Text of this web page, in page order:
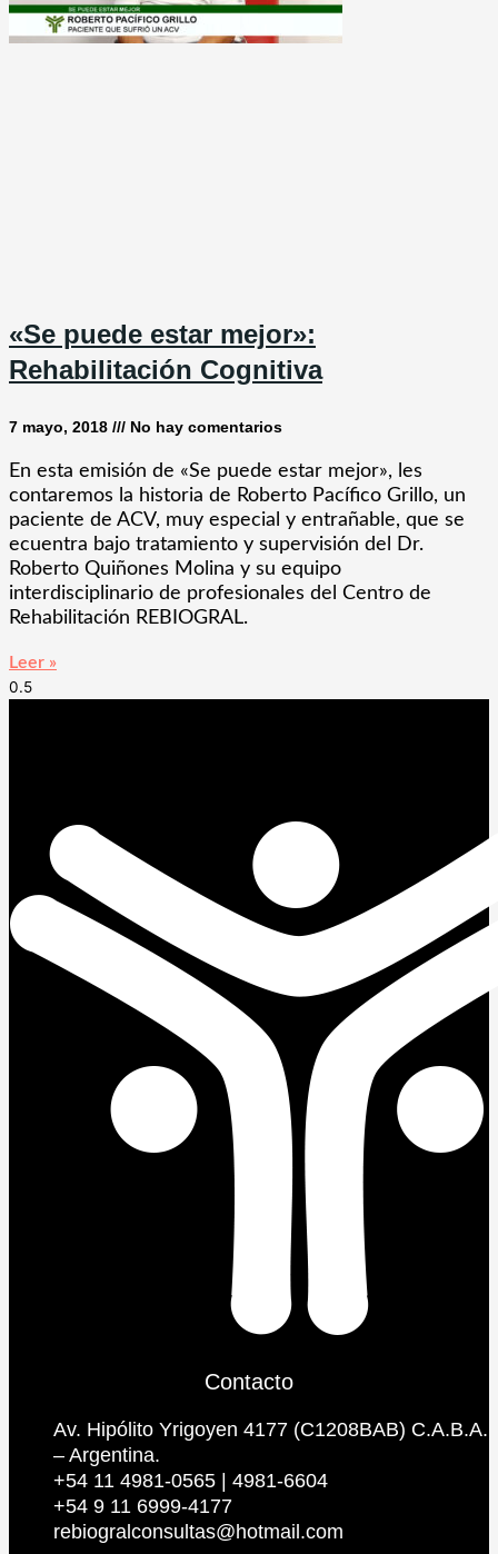
«Se puede estar mejor»:
Rehabilitación Cognitiva
7 mayo, 2018 No hay comentarios
En esta emisión de «Se puede estar mejor», les
contaremos la historia de Roberto Pacífico Grillo, un
paciente de ACV, muy especial y entrañable, que se
ecuentra bajo tratamiento y supervisión del Dr.
Roberto Quiñones Molina y su equipo
interdisciplinario de profesionales del Centro de
Rehabilitación REBIOGRAL.
Leer »
Contacto
Av. Hipólito Yrigoyen 4177 (C1208BAB) C.A.B.A.
– Argentina.
+54 11 4981-0565 | 4981-6604
+54 9 11 6999-4177
rebiogralconsultas@hotmail.com